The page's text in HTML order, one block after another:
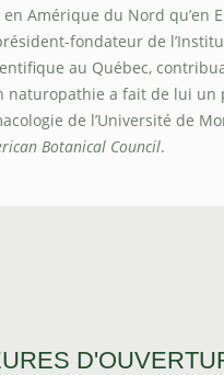
Amérique du Nord qu’en
fondateur de
au Québec,
naturopathie a fait de lui
de l’Université de
Botanical Council.